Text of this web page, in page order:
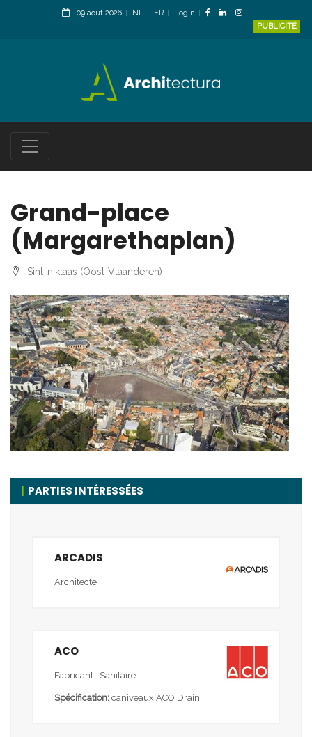
09 août 2026 NL FR
Login
PUBLICITÉ
Grand-place
(Margarethaplan)
Sint-niklaas (Oost-Vlaanderen)
PARTIES INTÉRESSÉES
ARCADIS
Architecte
ACO
Fabricant : Sanitaire
Spécification: caniveaux ACO Drain